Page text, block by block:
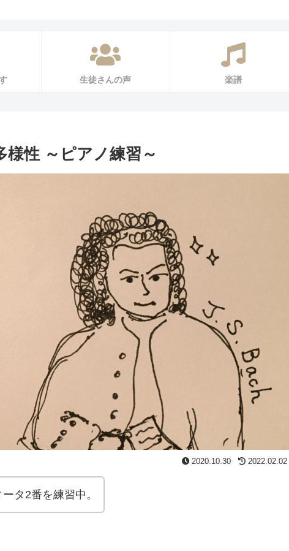
生徒さんの声 楽譜
様性 ～ピアノ練習～
2020.10.30 2022.02.02
タ2番を練習中。